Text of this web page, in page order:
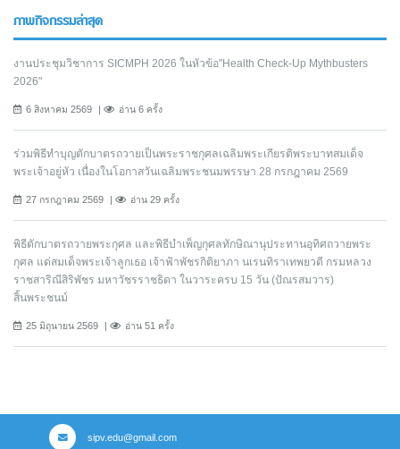
ภาพกิจกรรมล่าสุด
งานประชุมวิชาการ SICMPH 2026 ในหัวข้อ"Health Check-Up Mythbusters
2026"
6 สิงหาคม 2569 อ่าน 6 ครั้ง
ร่วมพิธีทำบุญตักบาตรถวายเป็นพระราชกุศลเฉลิมพระเกียรติพระบาทสมเด็จ
พระเจ้าอยู่หัว เนื่องในโอกาสวันเฉลิมพระชนมพรรษา 28 กรกฎาคม 2569
27 กรกฎาคม 2569 อ่าน 29 ครั้ง
พิธีตักบาตรถวายพระกุศล และพิธีบำเพ็ญกุศลทักษิณานุประทานอุทิศถวายพระ
กุศล แด่สมเด็จพระเจ้าลูกเธอ เจ้าฟ้าพัชรกิติยาภา นเรนทิราเทพยวดี กรมหลวง
ราชสาริณีสิริพัชร มหาวัชรราชธิดา ในวาระครบ 15 วัน (ปัณรสมวาร)
สิ้นพระชนม์
25 มิถุนายน 2569 อ่าน 51 ครั้ง
sipv.edu@gmail.com